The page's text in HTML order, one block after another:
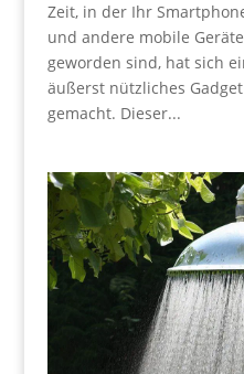
Zeit, in der Ihr
und andere mobile
geworden sind, hat sich
äußerst nützliches
gemacht. Dieser...